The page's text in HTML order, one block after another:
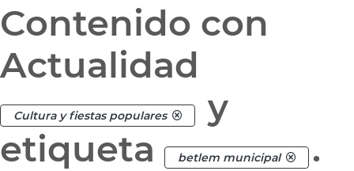
Contenido con
Actualidad
Cultura y fiestas populares
y
etiqueta
betlem municipal .